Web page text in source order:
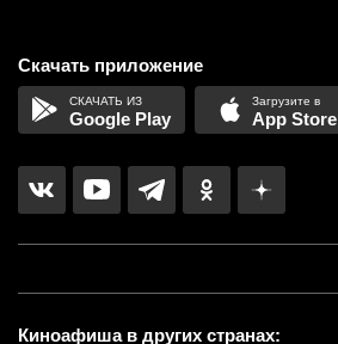
Скачать приложение
Google Play App Store
Киноафиша в других странах: